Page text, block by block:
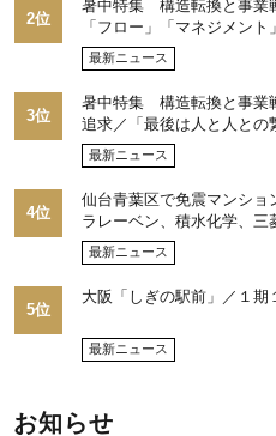
2位
暑中特集 構造転換と事業
「フロー」「マネジメン
ップ10目標に／自社ブラ
／池田 明社長に聞く
最新ニュース
3位
暑中特集 構造転換と事業
追求／「最後は人と人との
を注視／“リパーク”次世代
光博社長に聞く
最新ニュース
4位
仙台青葉区で免震マンショ
ラレーベン、積水化学、三
最新ニュース
5位
大阪「しぎの駅前」／１
最新ニュース
お知らせ